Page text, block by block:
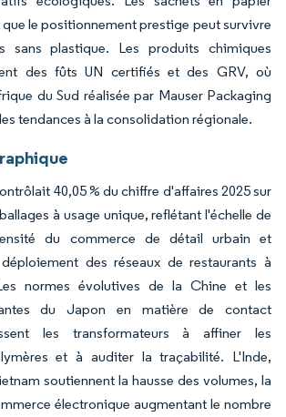
le positionnement prestige peut survivre
sans plastique. Les produits chimiques
des fûts UN certifiés et des GRV, où
du Sud réalisée par Mauser Packaging
tendances à la consolidation régionale.
40,05 % du chiffre d'affaires 2025 sur
à usage unique, reflétant l'échelle de
du commerce de détail urbain et
des réseaux de restaurants à
normes évolutives de la Chine et les
du Japon en matière de contact
les transformateurs à affiner les
et à auditer la traçabilité. L'Inde,
soutiennent la hausse des volumes, la
électronique augmentant le nombre